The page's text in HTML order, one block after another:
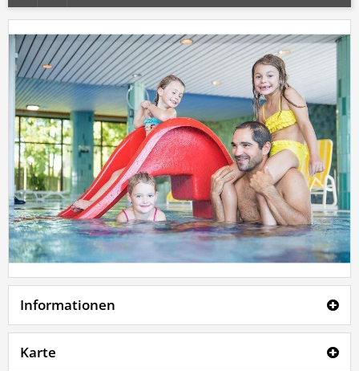
Informationen
Karte